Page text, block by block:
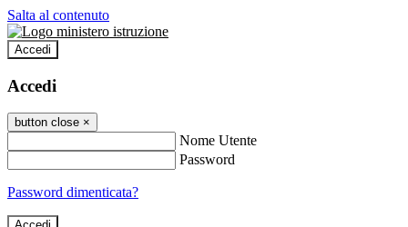
Salta al contenuto
Accedi
Accedi
button close ×
Nome Utente
Password
Password dimenticata?